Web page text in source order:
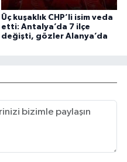
Üç kuşaklık CHP’li isim veda
etti: Antalya’da 7 ilçe
değişti, gözler Alanya’da